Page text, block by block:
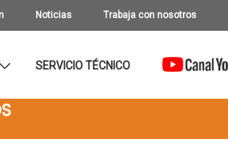
Noticias Trabaja con nosotros
SERVICIO TÉCNICO